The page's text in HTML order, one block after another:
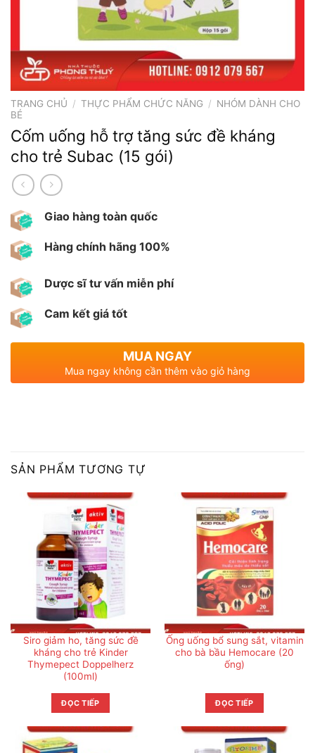
TRANG CHỦ / THỰC PHẨM CHỨC NĂNG / NHÓM DÀNH CHO
BÉ
Cốm uống hỗ trợ tăng sức đề kháng
cho trẻ Subac (15 gói)
Giao hàng toàn quốc
Hàng chính hãng 100%
Dược sĩ tư vấn miễn phí
Cam kết giá tốt
MUA NGAY
Mua ngay không cần thêm vào giỏ hàng
SẢN PHẨM TƯƠNG TỰ
Siro giảm ho, tăng sức đề
kháng cho trẻ Kinder
Thymepect Doppelherz
(100ml)
ĐỌC TIẾP
Ống uống bổ sung sắt, vitamin
cho bà bầu Hemocare (20
ống)
ĐỌC TIẾP